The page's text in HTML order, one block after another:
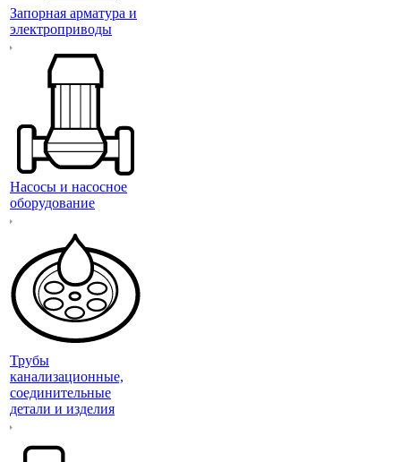
Запорная арматура и
электроприводы
Насосы и насосное
оборудование
Трубы
канализационные,
соединительные
детали и изделия